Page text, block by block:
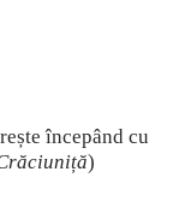
începând cu
)